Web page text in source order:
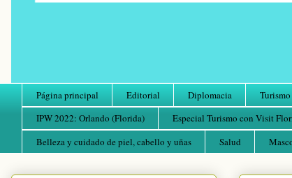
Página principal Editorial Diplomacia Turismo
IPW 2022: Orlando (Florida)
Especial Turismo con Visit
Belleza y cuidado de piel, cabello y uñas
Salud